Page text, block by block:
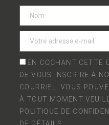
EN COCHANT CETTE
DE VOUS INSCRIRE À
COURRIEL. VOUS
À TOUT
POLITIQUE DE
DE DÉTAILS.